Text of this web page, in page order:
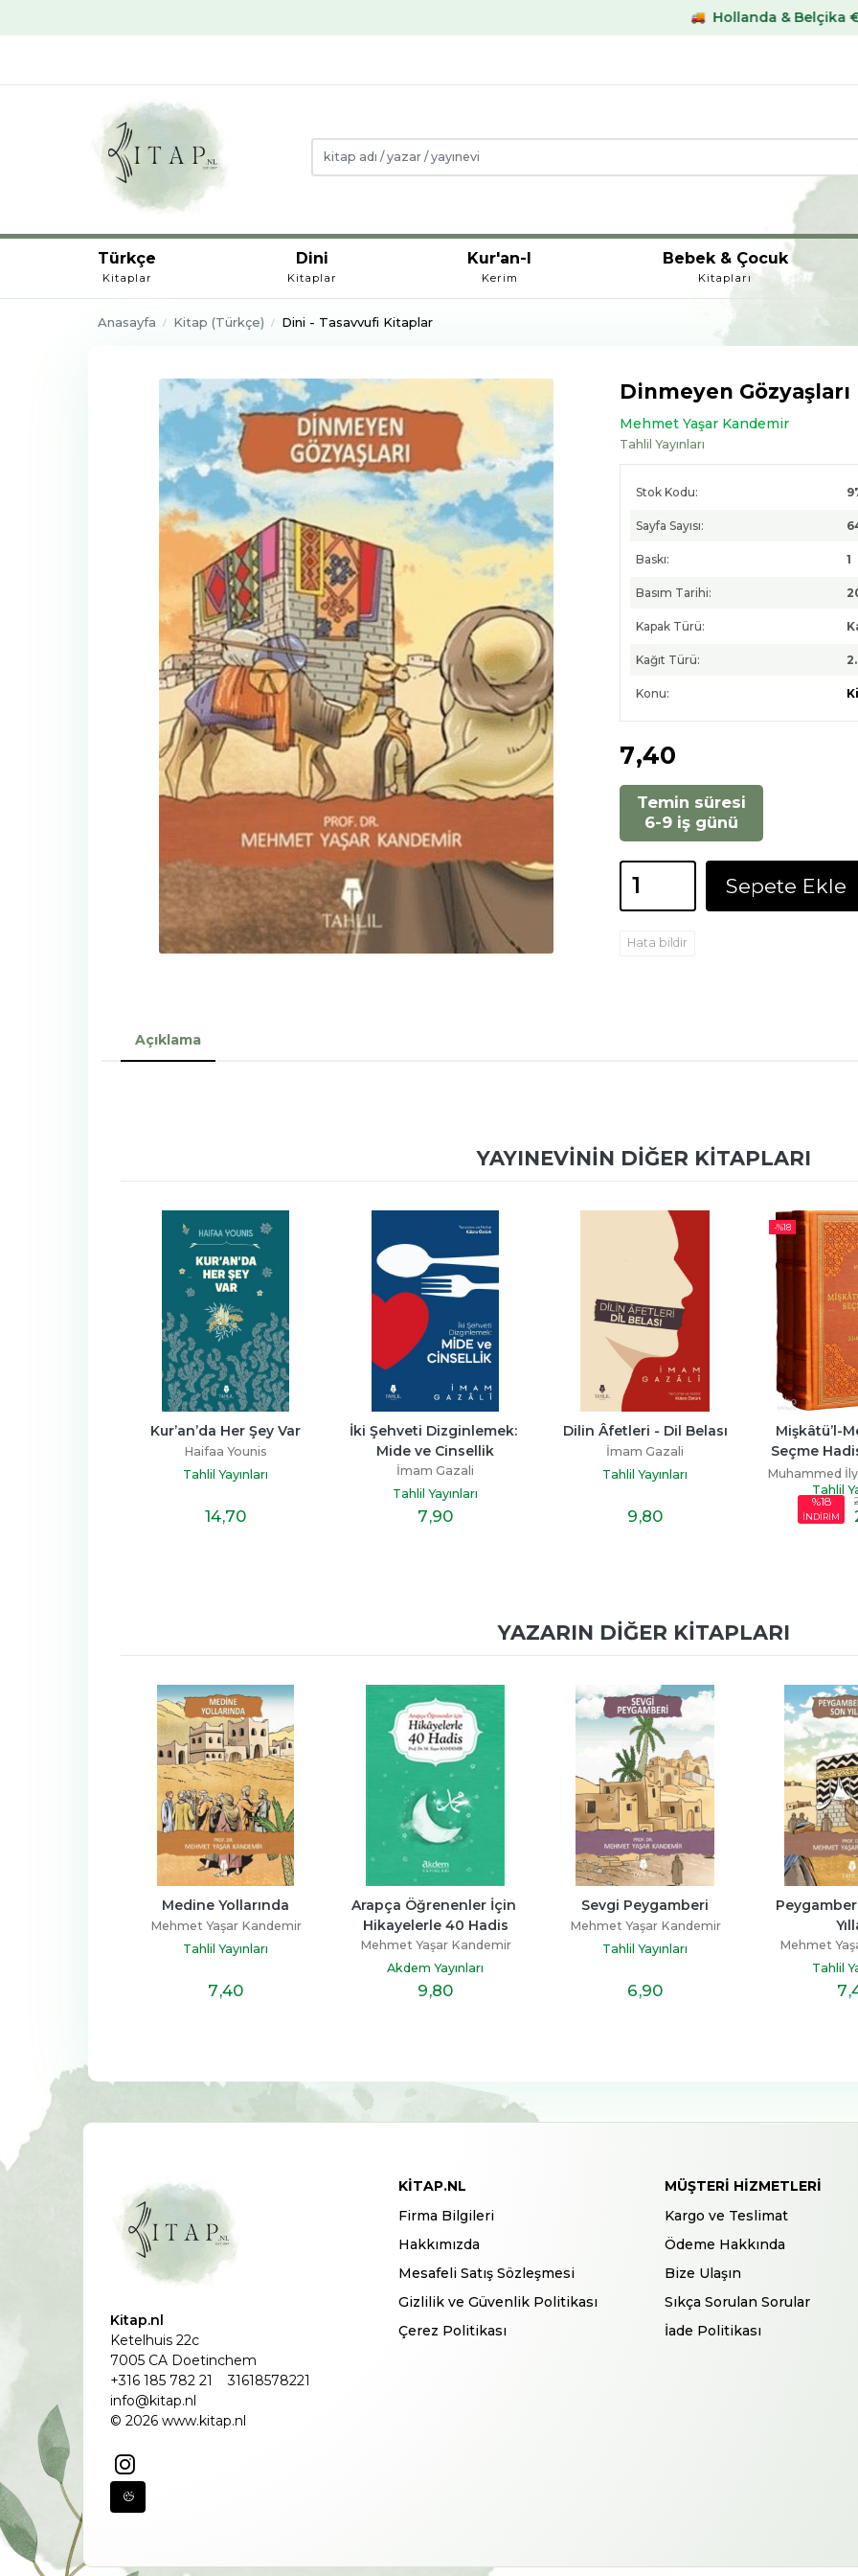
Hollanda & Belçika €59,- üstü
Türkçe
Kitaplar
Dini
Kitaplar
Kur'an-I
Kerim
Bebek & Çocuk
Kitapları
Anasayfa Kitap (Türkçe) Dini - Tasavvufi Kitaplar
Dinmeyen Gözyaşları
Mehmet Yaşar Kandemir
Tahlil Yayınları
Stok Kodu:
Sayfa Sayısı:
Baskı: 1
Basım Tarihi:
Kapak Türü:
Kağıt Türü:
Konu:
7,40
Temin süresi
6-9 iş günü
Sepete Ekle
Hata bildir
Açıklama
YAYINEVININ DIĞER KITAPLARI
İki Şehveti Dizginlemek:
Mide ve Cinsellik
İmam Gazali
Dilin Âfetleri - Dil Belası
İmam Gazali
Tahlil Yayınları
Mişkâtü’l-Mesâbîh’ten
Seçme Hadisler (3 Cilt -
Termo Deri)
Muhammed İlyas Kandehlevi
İNDİRİM
-%15
El-
YAZARIN DIĞER KITAPLARI
Medine Yollarında
Mehmet Yaşar Kandemir
Arapça Öğrenenler İçin
Hikayelerle 40 Hadis
Mehmet Yaşar Kandemir
Sevgi Peygamberi
Mehmet Yaşar Kandemir
Tahlil Yayınları
Peygamberimizin Son
Yılları
Mehmet Yaşar Kandemir
Kitap.nl
Ketelhuis 22c
7005 CA Doetinchem
+316 185 782 21
31618578221
info@kitap.nl
© 2026 www.kitap.nl
KITAP.NL
Firma Bilgileri
Hakkımızda
Mesafeli Satış Sözleşmesi
Gizlilik ve Güvenlik Politikası
Çerez Politikası
MÜŞTERI HIZMETLERI
Kargo ve Teslimat
Ödeme Hakkında
Bize Ulaşın
Sıkça Sorulan Sorular
İade Politikası